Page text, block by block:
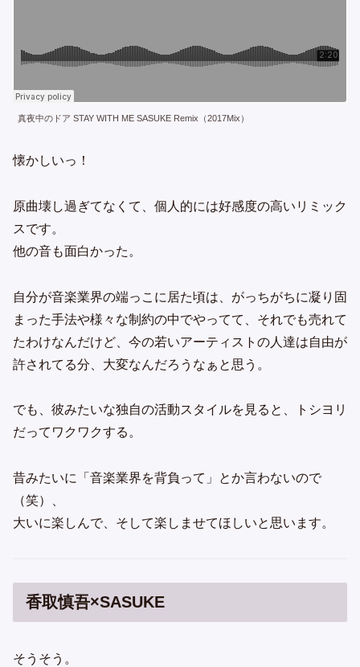
真夜中のドア STAY WITH ME SASUKE Remix（2017Mix）
懐かしいっ！
原曲壊し過ぎてなくて、個人的には好感度の高いリミック
スです。
他の音も面白かった。
自分が音楽業界の端っこに居た頃は、がっちがちに凝り固
まった手法や様々な制約の中でやってて、それでも売れて
たわけなんだけど、今の若いアーティストの人達は自由が
許されてる分、大変なんだろうなぁと思う。
でも、彼みたいな独自の活動スタイルを見ると、トシヨリ
だってワクワクする。
昔みたいに「音楽業界を背負って」とか言わないので
（笑）、
大いに楽しんで、そして楽しませてほしいと思います。
香取慎吾×SASUKE
そうそう。